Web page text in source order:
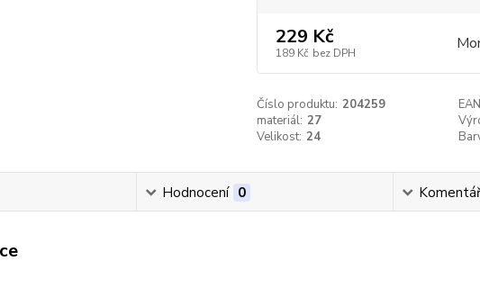
229 Kč
189 Kč bez DPH
Číslo produktu: 204259
materiál: 27
Velikost: 24
Hodnocení 0